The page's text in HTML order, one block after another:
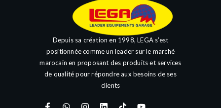
Depuis sa création en 1998, LEGA s’est
positionnée comme un leader sur le marché
marocain en proposant des produits et services
de qualité pour répondre aux besoins de ses
clients